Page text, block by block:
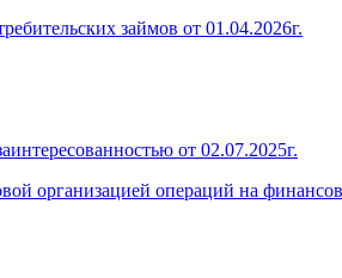
займов от 01.04.2026г.
от 02.07.2025г.
организацией операций на